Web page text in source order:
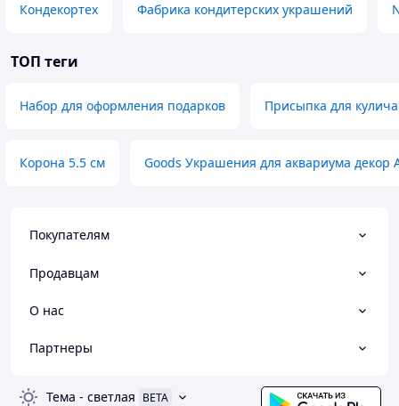
Кондекортех Фабрика кондитерских украшений
ТОП теги
Набор для оформления подарков Присыпка для кулича
Корона 5.5 см Goods Украшения для аквариума декор
Покупателям
Продавцам
О нас
Партнеры
Тема - светлая BETA